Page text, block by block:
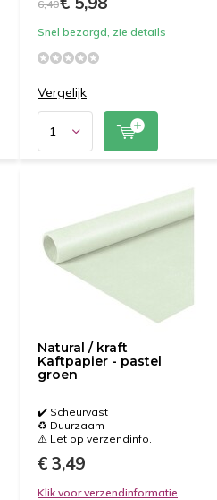
6,40
Snel bezorgd, zie details
Vergelijk
Natural / kraft
Kaftpapier - pastel
groen
✔️ Scheurvast
♻️ Duurzaam
⚠️ Let op verzendinfo.
€ 3,49
Klik voor verzendinformatie